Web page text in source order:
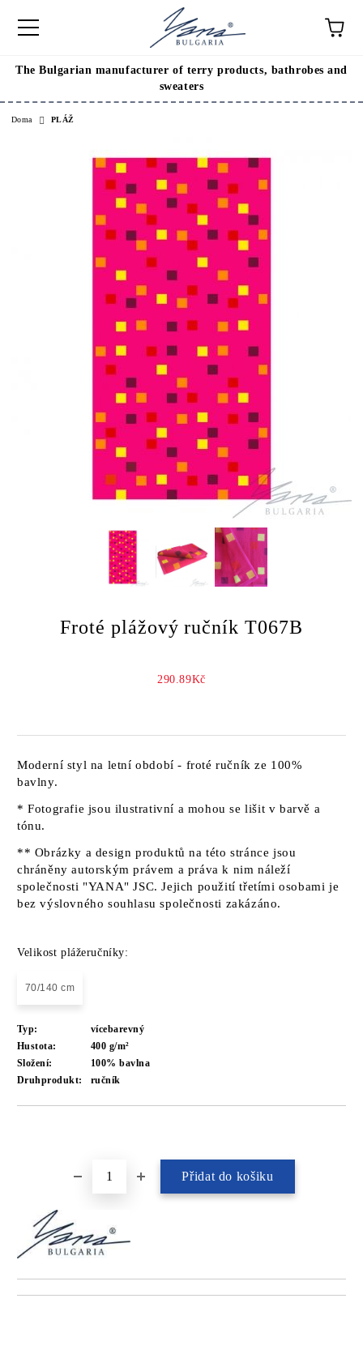
The Bulgarian manufacturer of terry products, bathrobes and
sweaters
Doma PLÁŽ
Froté plážový ručník T067B
290.89Kč
Moderní styl na letní období - froté ručník ze 100%
bavlny.
* Fotografie jsou ilustrativní a mohou se lišit v barvě a
tónu.
** Obrázky a design produktů na této stránce jsou
chráněny autorským právem a práva k nim náleží
společnosti "YANA" JSC. Jejich použití třetími osobami je
bez výslovného souhlasu společnosti zakázáno.
Velikost plážeručníky:
70/140 cm
Typ:
vícebarevný
Hustota:
400 g/m²
Složení:
100% bavlna
Druhprodukt:
ručník